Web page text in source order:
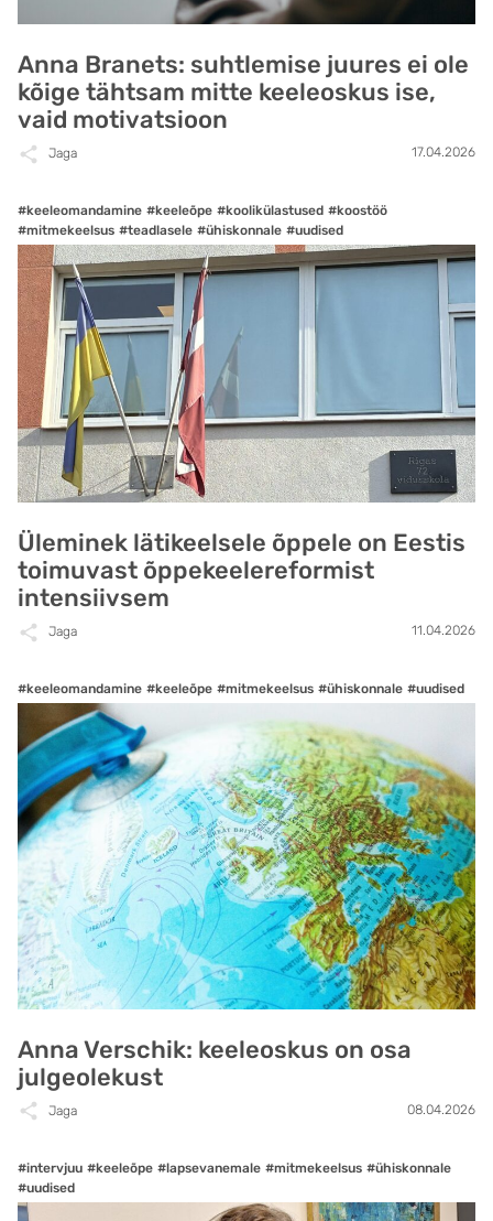
Anna Branets: suhtlemise juures ei ole
kõige tähtsam mitte keeleoskus ise,
vaid motivatsioon
Jaga 17.04.2026
#keeleomandamine #keeleõpe #koolikülastused #koostöö
#mitmekeelsus #teadlasele #ühiskonnale #uudised
Üleminek lätikeelsele õppele on Eestis
toimuvast õppekeelereformist
intensiivsem
Jaga 11.04.2026
#keeleomandamine #keeleõpe #mitmekeelsus #ühiskonnale #uudised
Anna Verschik: keeleoskus on osa
julgeolekust
Jaga 08.04.2026
#intervjuu #keeleõpe #lapsevanemale #mitmekeelsus #ühiskonnale
#uudised